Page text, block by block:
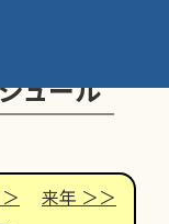
ュール
来年